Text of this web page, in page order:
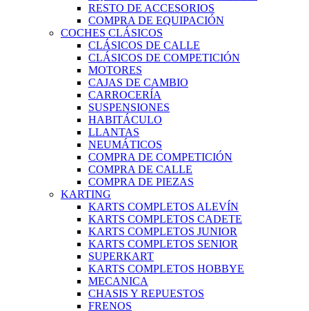
RESTO DE ACCESORIOS
COMPRA DE EQUIPACIÓN
COCHES CLÁSICOS
CLÁSICOS DE CALLE
CLÁSICOS DE COMPETICIÓN
MOTORES
CAJAS DE CAMBIO
CARROCERÍA
SUSPENSIONES
HABITÁCULO
LLANTAS
NEUMÁTICOS
COMPRA DE COMPETICIÓN
COMPRA DE CALLE
COMPRA DE PIEZAS
KARTING
KARTS COMPLETOS ALEVÍN
KARTS COMPLETOS CADETE
KARTS COMPLETOS JUNIOR
KARTS COMPLETOS SENIOR
SUPERKART
KARTS COMPLETOS HOBBYE
MECANICA
CHASIS Y REPUESTOS
FRENOS